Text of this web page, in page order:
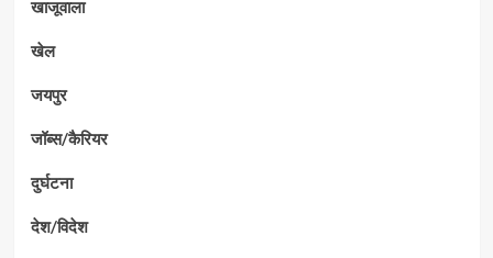
खाजूवाला
खेल
जयपुर
जॉब्स/कैरियर
दुर्घटना
देश/विदेश